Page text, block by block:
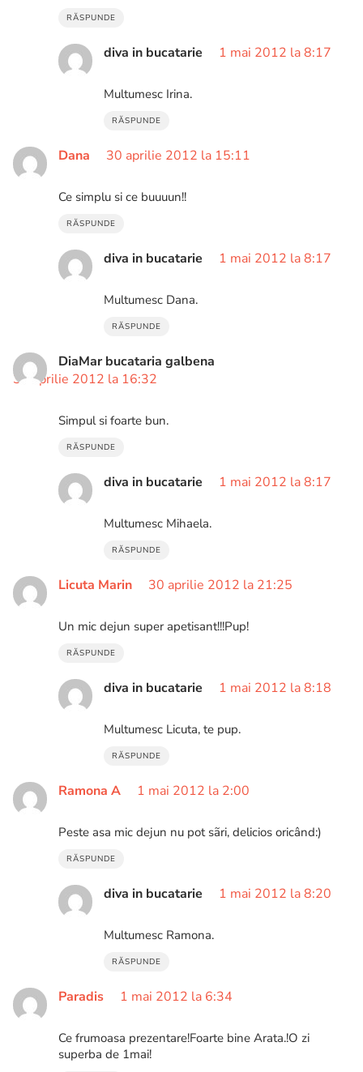
RĂSPUNDE
diva in bucatarie 1 mai 2012 la 8:17
Multumesc Irina.
RĂSPUNDE
Dana 30 aprilie 2012 la 15:11
Ce simplu si ce buuuun!!
RĂSPUNDE
diva in bucatarie 1 mai 2012 la 8:17
Multumesc Dana.
RĂSPUNDE
DiaMar bucataria galbena
30 aprilie 2012 la 16:32
Simpul si foarte bun.
RĂSPUNDE
diva in bucatarie 1 mai 2012 la 8:17
Multumesc Mihaela.
RĂSPUNDE
Licuta Marin 30 aprilie 2012 la 21:25
Un mic dejun super apetisant!!!Pup!
RĂSPUNDE
diva in bucatarie 1 mai 2012 la 8:18
Multumesc Licuta, te pup.
RĂSPUNDE
Ramona A 1 mai 2012 la 2:00
Peste asa mic dejun nu pot sãri, delicios oricând:)
RĂSPUNDE
diva in bucatarie 1 mai 2012 la 8:20
Multumesc Ramona.
RĂSPUNDE
Paradis 1 mai 2012 la 6:34
Ce frumoasa prezentare!Foarte bine Arata.!O zi
superba de 1mai!